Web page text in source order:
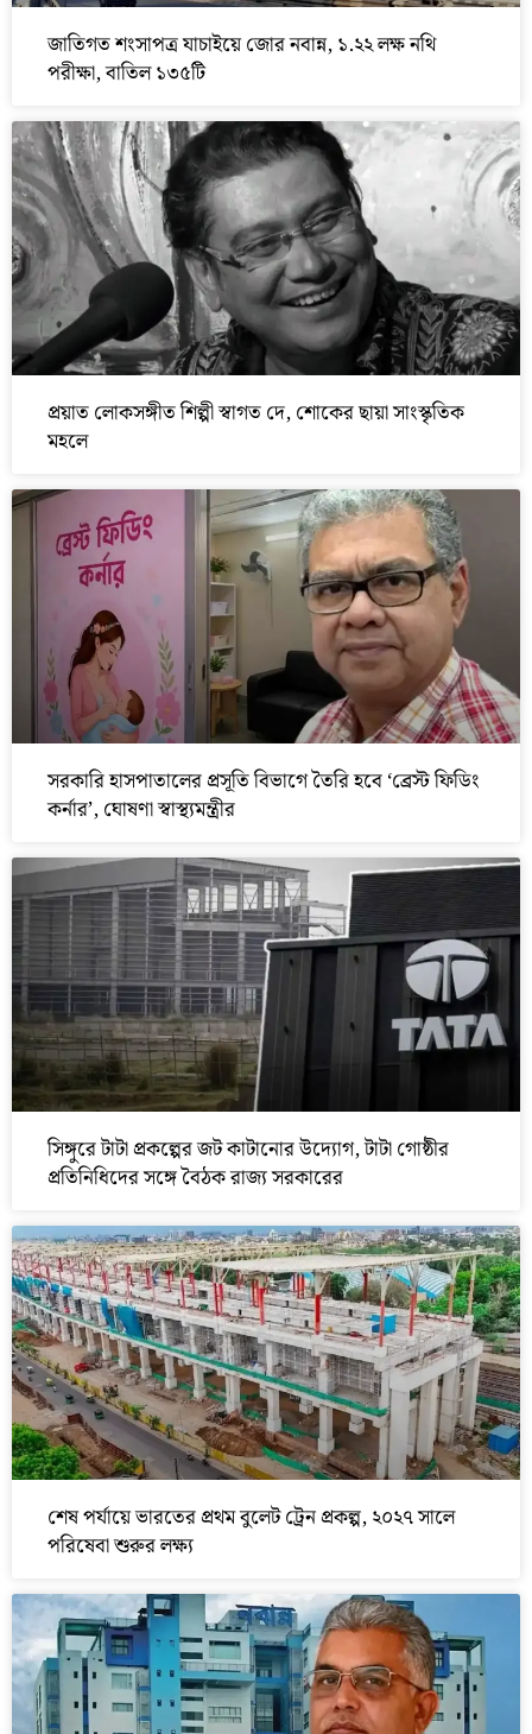
জাতিগত শংসাপত্র যাচাইয়ে জোর নবান্ন, ১.২২ লক্ষ নথি
পরীক্ষা, বাতিল ১৩৫টি
প্রয়াত লোকসঙ্গীত শিল্পী স্বাগত দে, শোকের ছায়া সাংস্কৃতিক
মহলে
সরকারি হাসপাতালের প্রসূতি বিভাগে তৈরি হবে ‘ব্রেস্ট ফিডিং
কর্নার’, ঘোষণা স্বাস্থ্যমন্ত্রীর
সিঙ্গুরে টাটা প্রকল্পের জট কাটানোর উদ্যোগ, টাটা গোষ্ঠীর
প্রতিনিধিদের সঙ্গে বৈঠক রাজ্য সরকারের
শেষ পর্যায়ে ভারতের প্রথম বুলেট ট্রেন প্রকল্প, ২০২৭ সালে
পরিষেবা শুরুর লক্ষ্য